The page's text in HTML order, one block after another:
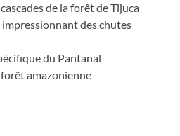
de la forêt de Tijuca
des chutes
du Pantanal
amazonienne